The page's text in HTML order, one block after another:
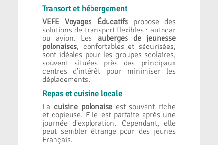
Transort et hébergement
VEFE Voyages Éducatifspropose des
solutions de transport flexibles : autocar
ou avion. Les auberges de jeunesse
polonaises, confortables et sécurisées,
sont idéales pour les groupes scolaires,
souvent situées près des principaux
centres d'intérêt pour minimiser les
déplacements.
Repas et cuisine locale
La cuisine polonaiseest souvent riche
et copieuse. Elle est parfaite après une
journée d'exploration. Cependant, elle
peut sembler étrange pour des jeunes
Français.